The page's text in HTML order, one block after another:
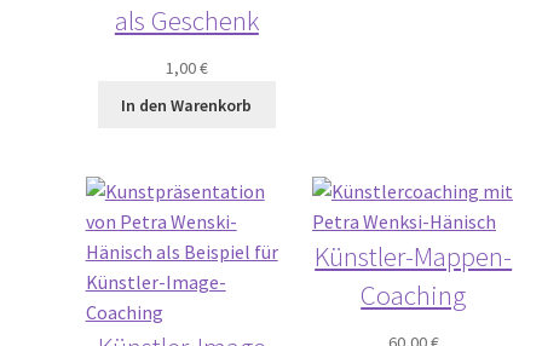
als Geschenk
1,00€
In den Warenkorb
Künstler-Mappen-
Coaching